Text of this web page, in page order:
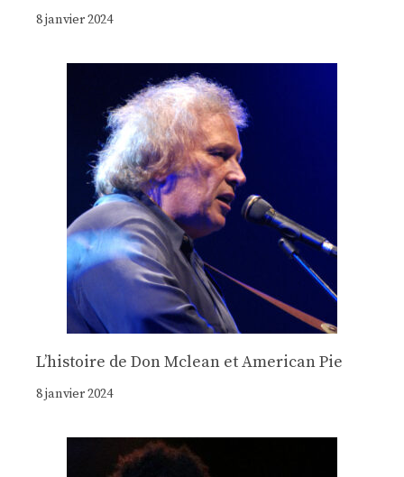
8 janvier 2024
Lʼhistoire de Don Mclean et American Pie
8 janvier 2024